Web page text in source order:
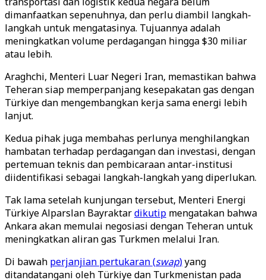
dimanfaatkan sepenuhnya, dan perlu diambil langkah-
langkah untuk mengatasinya. Tujuannya adalah
meningkatkan volume perdagangan hingga $30 miliar
atau lebih.
Araghchi, Menteri Luar Negeri Iran, memastikan bahwa
Teheran siap memperpanjang kesepakatan gas dengan
Türkiye dan mengembangkan kerja sama energi lebih
lanjut.
Kedua pihak juga membahas perlunya menghilangkan
hambatan terhadap perdagangan dan investasi, dengan
pertemuan teknis dan pembicaraan antar-institusi
diidentifikasi sebagai langkah-langkah yang diperlukan.
Tak lama setelah kunjungan tersebut, Menteri Energi
Türkiye Alparslan Bayraktardikutip mengatakan bahwa
Ankara akan memulai negosiasi dengan Teheran untuk
meningkatkan aliran gas Turkmen melalui Iran.
Di bawah perjanjian pertukaran (swap)yang
ditandatangani oleh Türkiye dan Turkmenistan pada